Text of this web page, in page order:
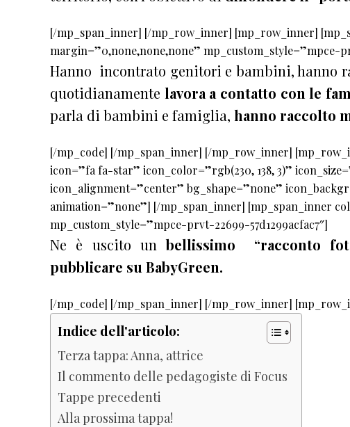
[/mp_span_inner] [/mp_row_inner] [mp_row_inner]
margin=”0,none,none,none” mp_custom_style=”mpce-
Hanno incontrato genitori e bambini, hanno
quotidianamente lavora a contatto con le
parla di bambini e famiglia, hanno raccolto
[/mp_code] [/mp_span_inner] [/mp_row_inner]
icon=”fa fa-star” icon_color=”rgb(230, 138, 3)”
icon_alignment=”center” bg_shape=”none”
animation=”none”] [/mp_span_inner] [mp_span_inner
mp_custom_style=”mpce-prvt-22699-57d1299acfac7″]
Ne è uscito unbellissimo “racconto
pubblicare su BabyGreen.
[/mp_code] [/mp_span_inner] [/mp_row_inner]
Indice dell'articolo:
Terza tappa: Anna, attrice
Il commento delle pedagogiste di Focus
Tappe precedenti
Alla prossima tappa!